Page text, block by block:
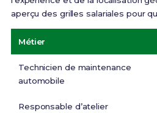
aperçu des grilles salariales pour
Métier
Technicien de maintenance
automobile
Responsable d’atelier